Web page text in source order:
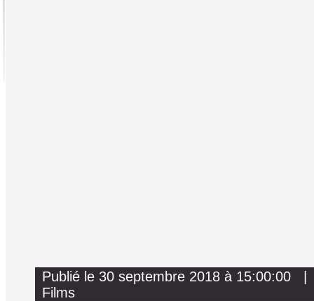
Publié le 30 septembre 2018 à 15:00:00 |
Films